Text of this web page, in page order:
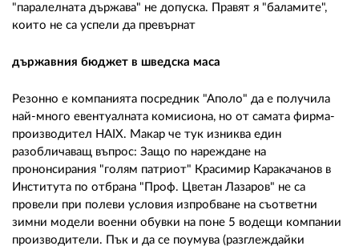
"паралелната държава" не допуска. Правят я "баламите",
които не са успели да превърнат
държавния бюджет в шведска маса
Резонно е компанията посредник "Аполо" да е получила
най-много евентуалната комисиона, но от самата фирма-
производител HAIX. Макар че тук изниква един
разобличаващ въпрос: Защо по нареждане на
прононсирания "голям патриот" Красимир Каракачанов в
Института по отбрана "Проф. Цветан Лазаров" не са
провели при полеви условия изпробване на съответни
зимни модели военни обувки на поне 5 водещи компании
производители. Пък и да се поумува (разглеждайки